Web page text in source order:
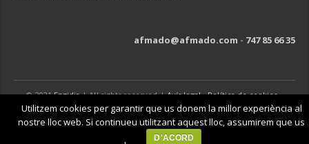
afmado@afmado.com - 747 85 66 35
© 2021Engidia| All rights reserved |Avís legal-Política de cookies-
Política de privacitat
Utilitzem cookies per garantir que us donem la millor experiència al
nostre lloc web. Si continueu utilitzant aquest lloc, assumirem que us
D'ACORD